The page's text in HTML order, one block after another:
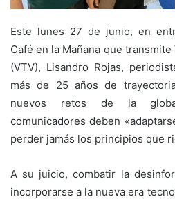
Este lunes 27 de junio, en
Café en la Mañana que
(VTV), Lisandro Rojas,
más de 25 años de
nuevos retos de la
comunicadores deben
perder jamás los principios que
A su juicio, combatir la
incorporarse a la nueva era